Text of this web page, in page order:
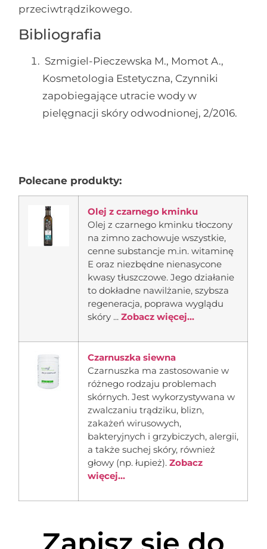
przeciwtrądzikowego.
Bibliografia
Szmigiel-Pieczewska M., Momot A.,
Kosmetologia Estetyczna, Czynniki
zapobiegające utracie wody w
pielęgnacji skóry odwodnionej, 2/2016.
Polecane produkty:
Olej z czarnego kminku
Olej z czarnego kminku tłoczony
na zimno zachowuje wszystkie,
cenne substancje m.in. witaminę
E oraz niezbędne nienasycone
kwasy tłuszczowe. Jego działanie
to dokładne nawilżanie, szybsza
regeneracja, poprawa wyglądu
skóry ...Zobacz więcej...
Czarnuszka siewna
Czarnuszka ma zastosowanie w
różnego rodzaju problemach
skórnych. Jest wykorzystywana w
zwalczaniu trądziku, blizn,
zakażeń wirusowych,
bakteryjnych i grzybiczych, alergii,
a także suchej skóry, również
głowy (np. łupież).Zobacz
więcej...